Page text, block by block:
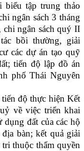
biểu tập trung thảo
ngân sách 3 tháng
chi ngân sách quý II
bồi thường, giải
các dự án tạo quỹ
tiến độ lập đồ án
phố Thái Nguyên
độ thực hiện Kết
về việc triển khai
đất của các hộ
bàn; kết quả giải
thuộc thẩm quyền